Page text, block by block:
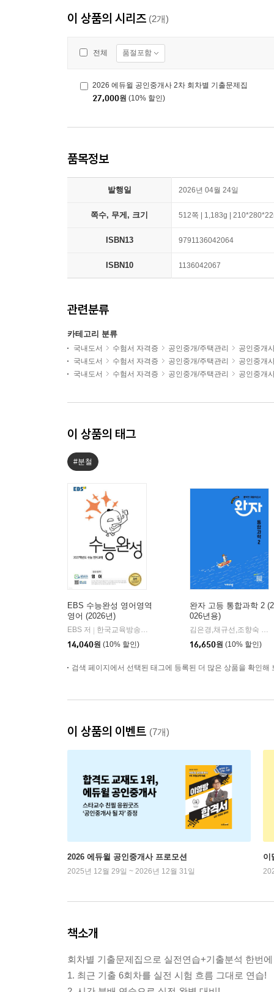
이 상품의 시리즈 (2개)
전체 품절포함
2026 에듀윌 공인중개사 2차 회차별 기출문제집
27,000원 (10% 할인)
품목정보
발행일 2026년 04월 24일
쪽수, 무게, 크기 512쪽 | 1,183g |
ISBN13 9791136042064
ISBN10 1136042067
관련분류
카테고리 분류
국내도서 수험서 자격증 공인중개/주택관리
공인중개
국내도서
수험서 자격증 공인중개/주택관리
공인중개
국내도서
수험서 자격증 공인중개/주택관리 공인중개
이 상품의 태그
#분철
EBS 수능완성 영어영역
영어 (2026년)
EBS 저
한국교육방송공사
14,040원 (10% 할인)
완자 고등 통합과학 2 (2
026년용)
김은경,채규선,조향숙 등저
16,650원 (10% 할인)
검색 페이지에서 선택된 태그에 등록된 더 많은 상품을 확인해
이 상품의 이벤트 (7개)
2026 에듀윌 공인중개사 프로모션
2025년 12월 29일 ~ 2026년 12월 31일
이
책소개
회차별 기출문제집으로 실전연습+기출분석 한번
1. 최근 기출 6회차를 실전 시험 흐름 그대로 연습!